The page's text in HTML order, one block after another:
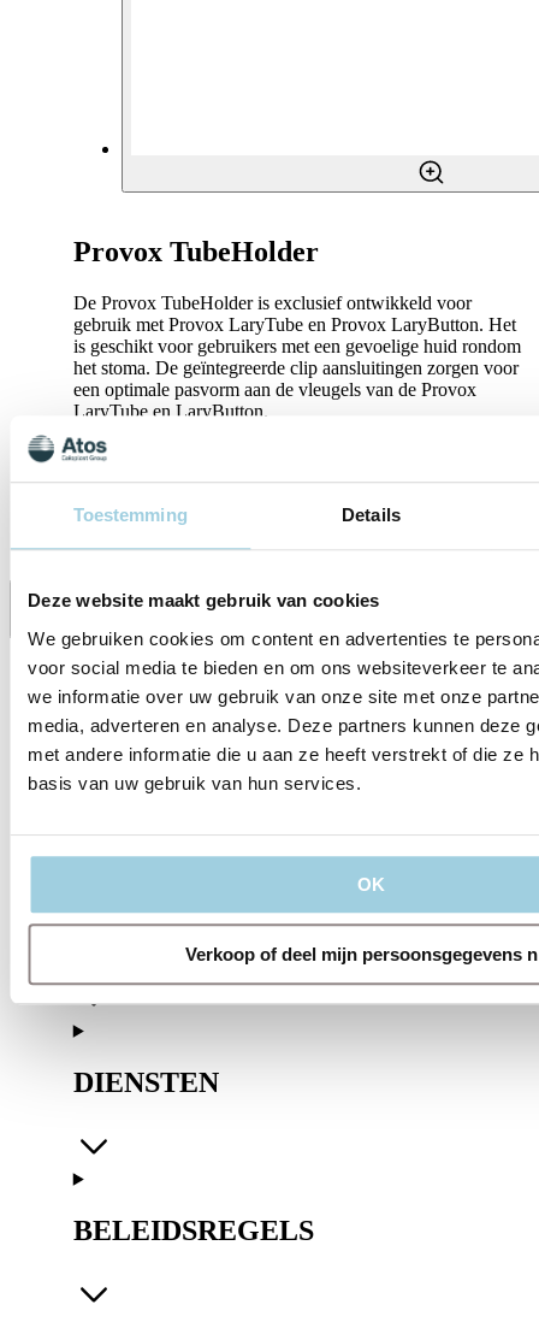
Toestemming Details
Deze website maakt gebruik van cookies
We gebruiken cookies om content en advertenties te
voor social media te bieden en om ons websiteverkeer te
we informatie over uw gebruik van onze site met onze
media, adverteren en analyse. Deze partners kunnen deze
met andere informatie die u aan ze heeft verstrekt of die ze
basis van uw gebruik van hun services.
OK
Verkoop of deel mijn persoonsgegevens
Provox TubeHolder
De Provox TubeHolder is exclusief ontwikkeld voor
gebruik met Provox LaryTube en Provox LaryButton. Het
is geschikt voor gebruikers met een gevoelige huid rondom
het stoma. De geïntegreerde clip aansluitingen zorgen voor
een optimale pasvorm aan de vleugels van de Provox
LaryTube en LaryButton.
OVER ONS
DIENSTEN
BELEIDSREGELS